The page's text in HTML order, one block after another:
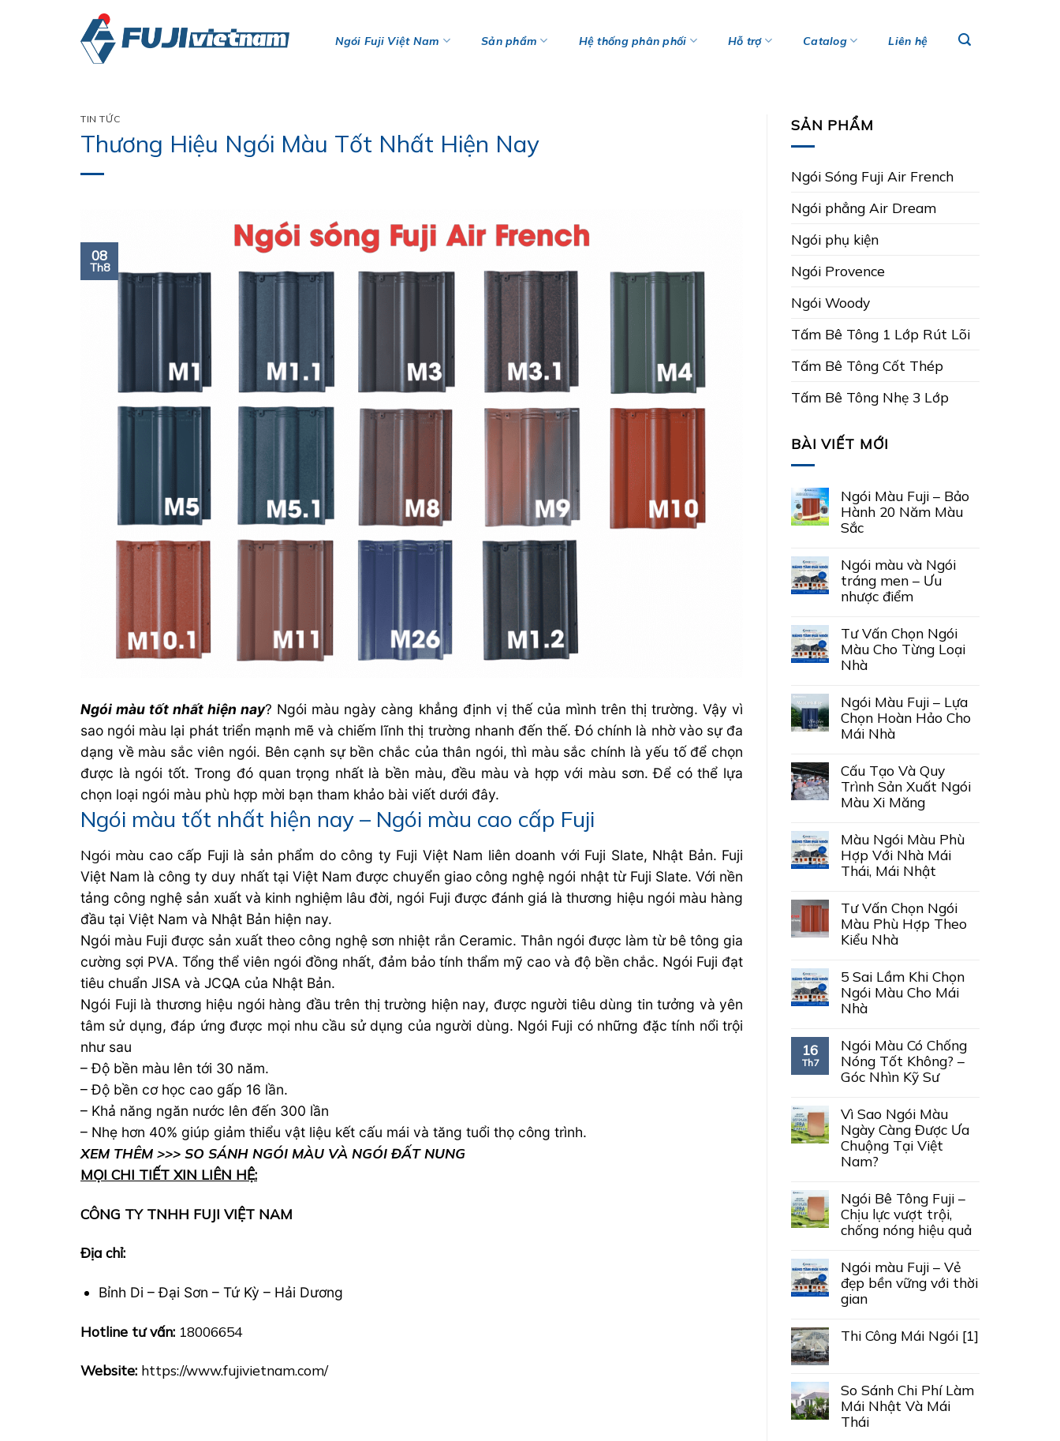
Ngói Fuji Việt Nam Sản phẩm Hệ thống phân phối Hỗ trợ Catalog Liên hệ
TIN TỨC
Thương Hiệu Ngói Màu Tốt Nhất Hiện Nay
08
Th8
Ngói màu tốt nhất hiện nay? Ngói màu ngày càng khẳng định vị thế của mình trên thị trường. Vậy vì
sao ngói màu lại phát triển mạnh mẽ và chiếm lĩnh thị trường nhanh đến thế. Đó chính là nhờ vào sự đa
dạng về màu sắc viên ngói. Bên cạnh sự bền chắc của thân ngói, thì màu sắc chính là yếu tố để chọn
được là ngói tốt. Trong đó quan trọng nhất là bền màu, đều màu và hợp với màu sơn. Để có thể lựa
chọn loại ngói màu phù hợp mời bạn tham khảo bài viết dưới đây.
Ngói màu tốt nhất hiện nay – Ngói màu cao cấp Fuji
Ngói màu cao cấp Fuji là sản phẩm do công ty Fuji Việt Nam liên doanh với Fuji Slate, Nhật Bản. Fuji
Việt Nam là công ty duy nhất tại Việt Nam được chuyển giao công nghệ ngói nhật từ Fuji Slate. Với nền
tảng công nghệ sản xuất và kinh nghiệm lâu đời, ngói Fuji được đánh giá là thương hiệu ngói màu hàng
đầu tại Việt Nam và Nhật Bản hiện nay.
Ngói màu Fuji được sản xuất theo công nghệ sơn nhiệt rắn Ceramic. Thân ngói được làm từ bê tông gia
cường sợi PVA. Tổng thể viên ngói đồng nhất, đảm bảo tính thẩm mỹ cao và độ bền chắc. Ngói Fuji đạt
tiêu chuẩn JISA và JCQA của Nhật Bản.
Ngói Fuji là thương hiệu ngói hàng đầu trên thị trường hiện nay, được người tiêu dùng tin tưởng và yên
tâm sử dụng, đáp ứng được mọi nhu cầu sử dụng của người dùng. Ngói Fuji có những đặc tính nổi trội
như sau
– Độ bền màu lên tới 30 năm.
– Độ bền cơ học cao gấp 16 lần.
– Khả năng ngăn nước lên đến 300 lần
– Nhẹ hơn 40% giúp giảm thiểu vật liệu kết cấu mái và tăng tuổi thọ công trình.
XEM THÊM >>> SO SÁNH NGÓI MÀU VÀ NGÓI ĐẤT NUNG
MỌI CHI TIẾT XIN LIÊN HỆ:
CÔNG TY TNHH FUJI VIỆT NAM
Địa chỉ:
Bỉnh Di – Đại Sơn – Tứ Kỳ – Hải Dương
Hotline tư vấn: 18006654
Website: https://www.fujivietnam.com/
SẢN PHẨM
Ngói Sóng Fuji Air French
Ngói phẳng Air Dream
Ngói phụ kiện
Ngói Provence
Ngói Woody
Tấm Bê Tông 1 Lớp Rút Lõi
Tấm Bê Tông Cốt Thép
Tấm Bê Tông Nhẹ 3 Lớp
BÀI VIẾT MỚI
Ngói Màu Fuji – Bảo
Hành 20 Năm Màu
Sắc
Ngói màu và Ngói
tráng men – Ưu
nhược điểm
Tư Vấn Chọn Ngói
Màu Cho Từng Loại
Nhà
Ngói Màu Fuji – Lựa
Chọn Hoàn Hảo Cho
Mái Nhà
Cấu Tạo Và Quy
Trình Sản Xuất Ngói
Màu Xi Măng
Màu Ngói Màu Phù
Hợp Với Nhà Mái
Thái, Mái Nhật
Tư Vấn Chọn Ngói
Màu Phù Hợp Theo
Kiểu Nhà
5 Sai Lầm Khi Chọn
Ngói Màu Cho Mái
Nhà
16
Th7
Ngói Màu Có Chống
Nóng Tốt Không? –
Góc Nhìn Kỹ Sư
Vì Sao Ngói Màu
Ngày Càng Được Ưa
Chuộng Tại Việt
Nam?
Ngói Bê Tông Fuji –
Chịu lực vượt trội,
chống nóng hiệu quả
Ngói màu Fuji – Vẻ
đẹp bền vững với thời
gian
Thi Công Mái Ngói [1]
So Sánh Chi Phí Làm
Mái Nhật Và Mái
Thái